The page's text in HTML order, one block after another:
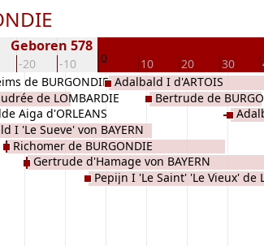
-20 -10 0 10 20 30
Geboren 578
de BURGONDIE
de LOMBARDIE
Aiga d'ORLEANS
I 'Le Sueve' von BAYERN
Richomer de BURGONDIE
Gertrude d'Hamage von BAYERN
Pepijn I 'Le Saint' 'Le Vieux' de
Adalbald I d'ARTOIS
Bertrude de